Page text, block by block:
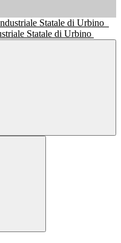
Statale di Urbino